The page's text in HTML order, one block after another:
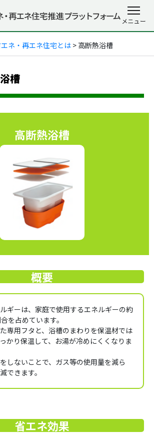
ネ・再エネ住宅とは > 高断熱浴槽
槽
高断熱浴槽
概要
ギーは、家庭で使用するエネルギーの約
を占めています。
専用フタと、浴槽のまわりを保温材では
かり保温して、お湯が冷めにくくなりま
しないことで、ガス等の使用量を減ら
できます。
省エネ効果